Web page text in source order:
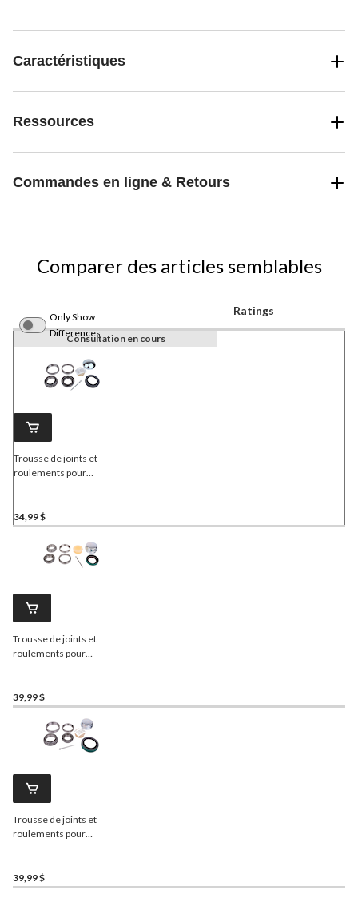
Caractéristiques
Ressources
Commandes en ligne & Retours
Comparer des articles semblables
Only Show
Differences
Ratings
Consultation en cours
Trousse de joints et
roulements pour
34,99 $
Trousse de joints et
roulements pour
39,99 $
Trousse de joints et
roulements pour
39,99 $